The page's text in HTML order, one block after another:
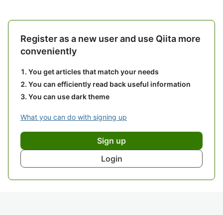
Register as a new user and use Qiita more
conveniently
You get articles that match your needs
You can efficiently read back useful information
You can use dark theme
What you can do with signing up
Sign up
Login